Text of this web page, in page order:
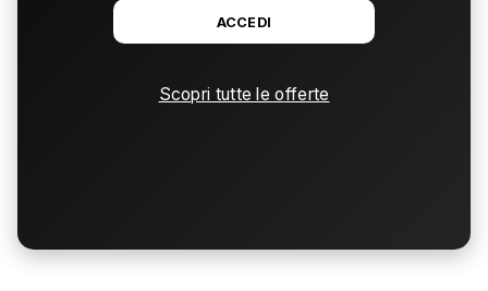
ACCEDI
Scopri tutte le offerte